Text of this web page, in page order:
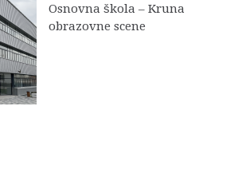
Osnovna škola – Kruna
obrazovne scene